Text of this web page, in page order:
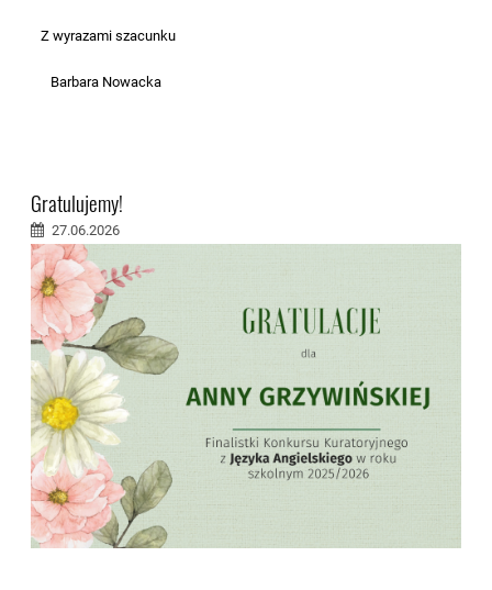
Z wyrazami szacunku
Barbara Nowacka
Gratulujemy!
27.06.2026